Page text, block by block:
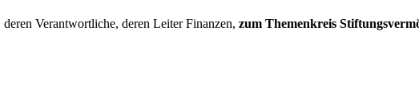
Verantwortliche, deren Leiter Finanzen,zum Themenkreis